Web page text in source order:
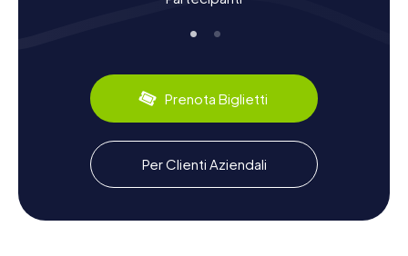
Antonino Pio, fu elevata a Colonia Aurelia Augusta Pia
scoprirete durante la vostra caccia al tesoro.
Anche dal punto di vista culinario, Canosa di Puglia ha
molto da offrire. Assaggiate assolutamente il famoso vino
rosso Rosso Canosa e gustate le specialità locali come le
Orecchiette, le tipiche paste pugliesi. La combinazione di
scoperte storiche e delizie culinarie renderà la vostra
caccia al tesoro a Canosa di Puglia un'esperienza
indimenticabile.
Prenota Biglietti
Per Clienti Aziendali